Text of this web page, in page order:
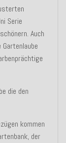
Serie
Auch
die den
kommen
der